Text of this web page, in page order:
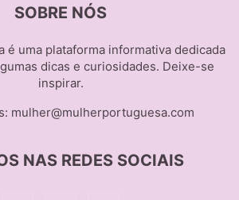
SOBRE NÓS
é uma plataforma informativa dedicada
dicas e curiosidades. Deixe-se
inspirar.
mulher@mulherportuguesa.com
NAS REDES SOCIAIS